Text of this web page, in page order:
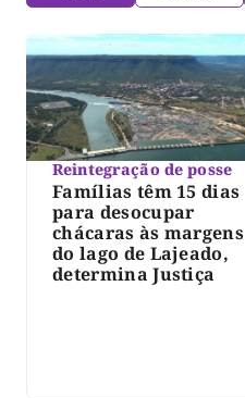
Reintegração de posse
Famílias têm 15 dias
para desocupar
chácaras às margens
do lago de Lajeado,
determina Justiça